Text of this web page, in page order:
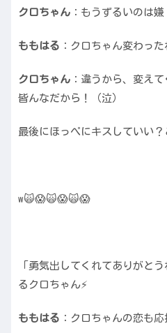
クロちゃん ：もうずるいのは
ももはる ：クロちゃん変わった
クロちゃん ：違うから、変え
皆んなだから！（泣）
最後にほっぺにキスしていい
w🙀😱🙀😱🙀😱
「勇気出してくれてありがと
るクロちゃん⚡️
ももはる ：クロちゃんの恋も